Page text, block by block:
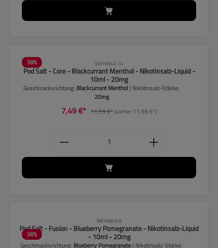
38% SW16842.14
Pod Salt - Core - Blackcurrant Menthol - Nikotinsalz-Liquid -
10ml - 20mg
Geschmacksrichtung: Blackcurrant Menthol | Nikotinsalz-Stärke:
20mg
7,49 €* 11,99 €*(vorher 11,99 €*)
Produkt Anzahl: Gib den
38%
SW16845.6
Pod Salt - Fusion - Blueberry Pomegranate - Nikotinsalz-Liquid
- 10ml - 20mg
Geschmacksrichtung: Blueberry Pomegranate | Nikotinsalz-Stärke: